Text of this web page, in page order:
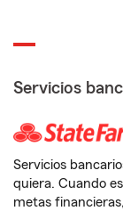
Servicios
Servicios
quiera. Cuando
metas